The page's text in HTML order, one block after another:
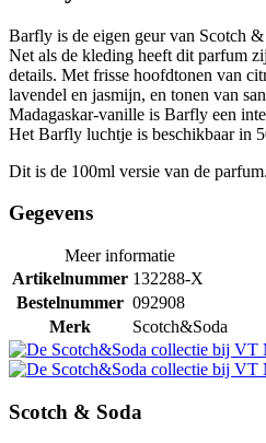
Barfly is de eigen geur van Scotch
Net als de kleding heeft dit parfum
details. Met frisse hoofdtonen van
lavendel en jasmijn, en tonen van
Madagaskar-vanille is Barfly een
Het Barfly luchtje is beschikbaar in
Dit is de 100ml versie van de parfum.
Gegevens
Meer informatie
Artikelnummer 132288-X
Bestelnummer 092908
Merk
Scotch&Soda
Scotch & Soda